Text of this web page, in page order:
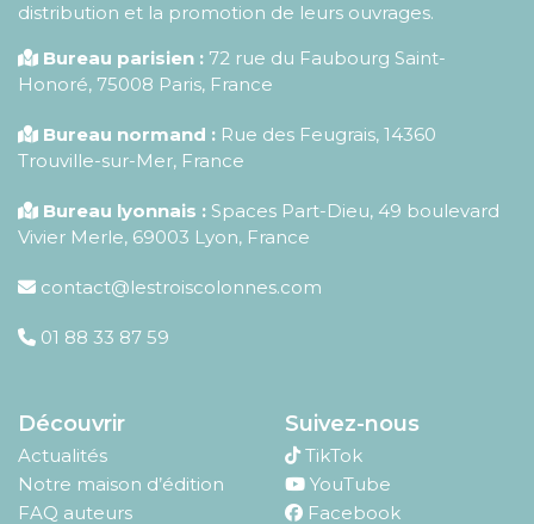
distribution et la promotion de leurs ouvrages.
Bureau parisien : 72 rue du Faubourg Saint-
Honoré, 75008 Paris, France
Bureau normand : Rue des Feugrais, 14360
Trouville-sur-Mer, France
Bureau lyonnais : Spaces Part-Dieu, 49 boulevard
Vivier Merle, 69003 Lyon, France
contact@lestroiscolonnes.com
01 88 33 87 59
Découvrir
Actualités
Notre maison d’édition
FAQ auteurs
Suivez-nous
TikTok
YouTube
Facebook